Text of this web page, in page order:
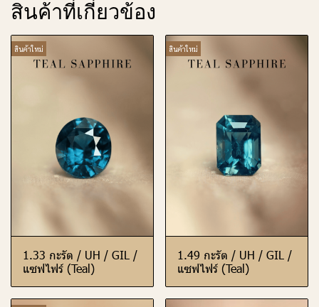
สินค้าที่เกี่ยวข้อง
สินค้าใหม่
1.33 กะรัต / UH / GIL /
แซฟไฟร์ (Teal)
สินค้าใหม่
1.49 กะรัต / UH / GIL /
แซฟไฟร์ (Teal)